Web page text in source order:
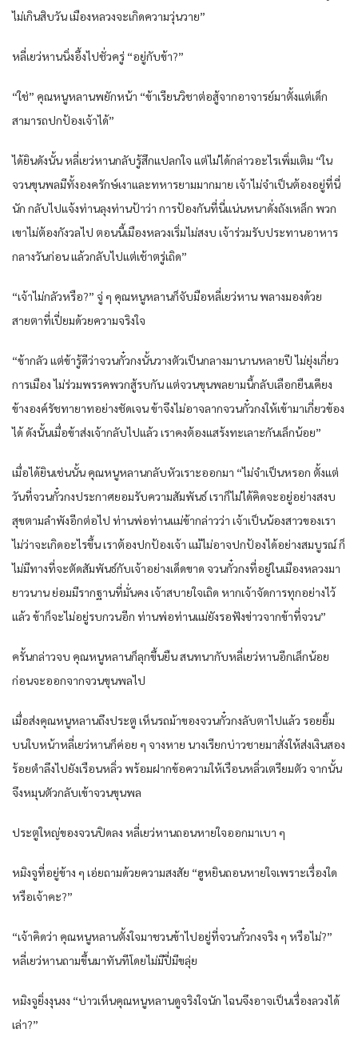
ไม่เกินสิบวัน เมืองหลวงจะเกิดความวุ่นวาย”
หลี่เยว่หานนิ่งอึ้งไปชั่วครู่ “อยู่กับข้า?”
“ใช่” คุณหนูหลานพยักหน้า “ข้าเรียนวิชาต่อสู้จากอาจารย์มาตั้งแต่เด็ก
สามารถปกป้องเจ้าได้”
ได้ยินดังนั้น หลี่เยว่หานกลับรู้สึกแปลกใจ แต่ไม่ได้กล่าวอะไรเพิ่มเติม “ใน
จวนขุนพลมีทั้งองครักษ์เงาและทหารยามมากมาย เจ้าไม่จำเป็นต้องอยู่ที่นี่
นัก กลับไปแจ้งท่านลุงท่านป้าว่า การป้องกันที่นี่แน่นหนาดั่งถังเหล็ก พวก
เขาไม่ต้องกังวลไป ตอนนี้เมืองหลวงเริ่มไม่สงบ เจ้าร่วมรับประทานอาหาร
กลางวันก่อน แล้วกลับไปแต่เช้าตรู่เถิด”
“เจ้าไม่กลัวหรือ?” จู่ ๆ คุณหนูหลานก็จับมือหลี่เยว่หาน พลางมองด้วย
สายตาที่เปี่ยมด้วยความจริงใจ
“ข้ากลัว แต่ข้ารู้ดีว่าจวนกั๋วกงนั้นวางตัวเป็นกลางมานานหลายปี ไม่ยุ่งเกี่ยว
การเมือง ไม่ร่วมพรรคพวกสู้รบกัน แต่จวนขุนพลยามนี้กลับเลือกยืนเคียง
ข้างองค์รัชทายาทอย่างชัดเจน ข้าจึงไม่อาจลากจวนกั๋วกงให้เข้ามาเกี่ยวข้อง
ได้ ดังนั้นเมื่อข้าส่งเจ้ากลับไปแล้ว เราคงต้องแสร้งทะเลาะกันเล็กน้อย”
เมื่อได้ยินเช่นนั้น คุณหนูหลานกลับหัวเราะออกมา “ไม่จำเป็นหรอก ตั้งแต่
วันที่จวนกั๋วกงประกาศยอมรับความสัมพันธ์ เราก็ไม่ได้คิดจะอยู่อย่างสงบ
สุขตามลำพังอีกต่อไป ท่านพ่อท่านแม่ข้ากล่าวว่า เจ้าเป็นน้องสาวของเรา
ไม่ว่าจะเกิดอะไรขึ้น เราต้องปกป้องเจ้า แม้ไม่อาจปกป้องได้อย่างสมบูรณ์ ก็
ไม่มีทางที่จะตัดสัมพันธ์กับเจ้าอย่างเด็ดขาด จวนกั๋วกงที่อยู่ในเมืองหลวงมา
ยาวนาน ย่อมมีรากฐานที่มั่นคง เจ้าสบายใจเถิด หากเจ้าจัดการทุกอย่างไว้
แล้ว ข้าก็จะไม่อยู่รบกวนอีก ท่านพ่อท่านแม่ยังรอฟังข่าวจากข้าที่จวน”
ครั้นกล่าวจบ คุณหนูหลานก็ลุกขึ้นยืน สนทนากับหลี่เยว่หานอีกเล็กน้อย
ก่อนจะออกจากจวนขุนพลไป
เมื่อส่งคุณหนูหลานถึงประตู เห็นรถม้าของจวนกั๋วกงลับตาไปแล้ว รอยยิ้ม
บนใบหน้าหลี่เยว่หานก็ค่อย ๆ จางหาย นางเรียกบ่าวชายมาสั่งให้ส่งเงินสอง
ร้อยตำลึงไปยังเรือนหลิ่ว พร้อมฝากข้อความให้เรือนหลิ่วเตรียมตัว จากนั้น
จึงหมุนตัวกลับเข้าจวนขุนพล
ประตูใหญ่ของจวนปิดลง หลี่เยว่หานถอนหายใจออกมาเบา ๆ
หมิงจูที่อยู่ข้าง ๆ เอ่ยถามด้วยความสงสัย “ฮูหยินถอนหายใจเพราะเรื่องใด
หรือเจ้าคะ?”
“เจ้าคิดว่า คุณหนูหลานตั้งใจมาชวนข้าไปอยู่ที่จวนกั๋วกงจริง ๆ หรือไม่?”
หลี่เยว่หานถามขึ้นมาทันทีโดยไม่มีปี่มีขลุ่ย
หมิงจูยิ่งงุนงง “บ่าวเห็นคุณหนูหลานดูจริงใจนัก ไฉนจึงอาจเป็นเรื่องลวงได้
เล่า?”